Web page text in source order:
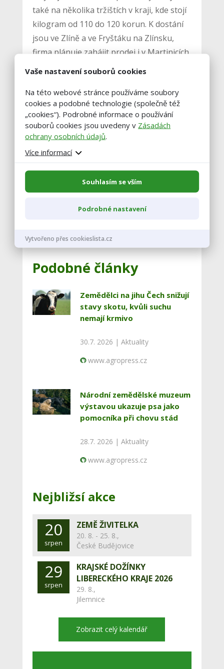
také na několika tržištích v kraji, kde stojí
kilogram od 110 do 120 korun. K dostání
jsou ve Zlíně a ve Fryštáku na Zlínsku,
firma plánuje zahájit prodej i v Martinicích
na Kroměřížsku. Lidé si už nasbírané
plantáži.
Autor: Viktor Chrást, ČTK
foto: pixabay.com
Podobné články
Zemědělci na jihu Čech snižují
stavy skotu, kvůli suchu
nemají krmivo
30.7. 2026 | Aktuality
www.agropress.cz
Národní zemědělské muzeum
výstavou ukazuje psa jako
pomocníka při chovu stád
28.7. 2026 | Aktuality
www.agropress.cz
Nejbližsí akce
20
srpen
ZEMĚ ŽIVITELKA
20. 8. - 25. 8.,
České Budějovice
29
srpen
KRAJSKÉ DOŽÍNKY
LIBERECKÉHO KRAJE 2026
29. 8.,
Jilemnice
Zobrazit celý kalendář
Vaše nastavení souborů cookies
Na této webové stránce používáme soubory
cookies a podobné technologie (společně též
„cookies“). Podrobné informace o používání
souborů cookies jsou uvedeny v Zásadách
ochrany osobních údajů.
Více informací
Souhlasím se vším
Podrobné nastavení
Vytvořeno přes cookieslista.cz